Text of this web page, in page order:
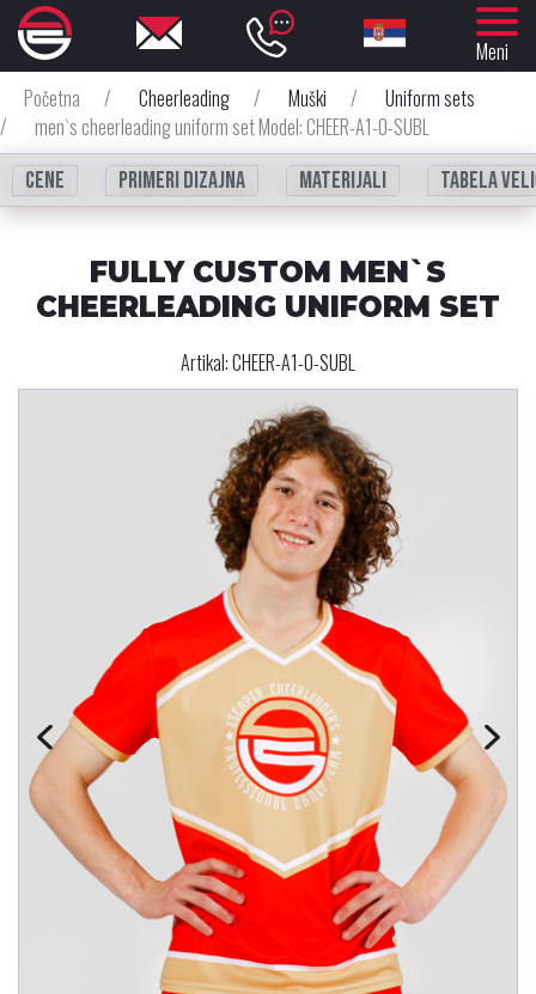
Meni
Početna
/ Cheerleading / Muški /
Uniform sets
/
men`s cheerleading uniform set Model: CHEER-A1-0-SUBL
Cene
Primeri dizajna Materijali Tabela
FULLY CUSTOM MEN`S
CHEERLEADING UNIFORM SET
Artikal:CHEER-A1-0-SUBL